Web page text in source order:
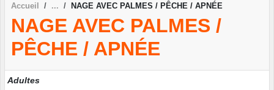
Accueil NAGE AVEC PALMES / PÊCHE / APNÉE
NAGE AVEC PALMES /
PÊCHE / APNÉE
Adultes